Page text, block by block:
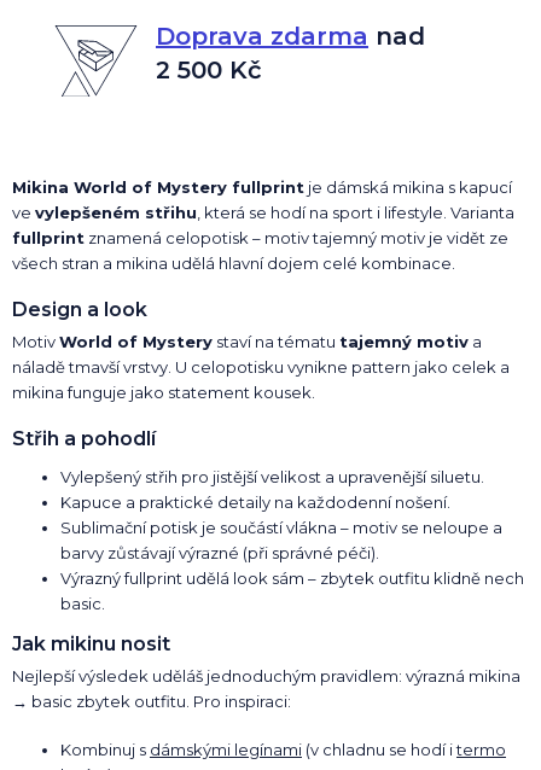
Doprava zdarma nad
2 500 Kč
Mikina World of Mystery fullprint je dámská mikina s kapucí
ve vylepšeném střihu , která se hodí na sport i lifestyle. Varianta
fullprint znamená celopotisk – motiv tajemný motiv je vidět ze
všech stran a mikina udělá hlavní dojem celé kombinace.
Design a look
MotivWorld of Mystery staví na tématu tajemný motiv a
náladě tmavší vrstvy. U celopotisku vynikne pattern jako celek a
mikina funguje jako statement kousek.
Střih a pohodlí
Vylepšený střih pro jistější velikost a upravenější siluetu.
Kapuce a praktické detaily na každodenní nošení.
Sublimační potisk je součástí vlákna – motiv se neloupe a
barvy zůstávají výrazné (při správné péči).
Výrazný fullprint udělá look sám – zbytek outfitu klidně nech
basic.
Jak mikinu nosit
Nejlepší výsledek uděláš jednoduchým pravidlem: výrazná mikina
→ basic zbytek outfitu. Pro inspiraci:
Kombinuj s dámskými legínami (v chladnu se hodí itermo